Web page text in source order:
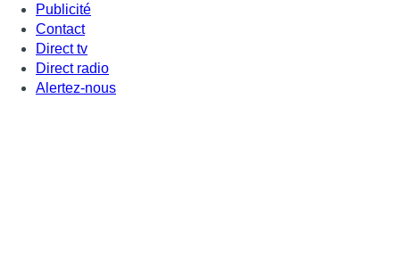
Publicité
Contact
Direct tv
Direct radio
Alertez-nous